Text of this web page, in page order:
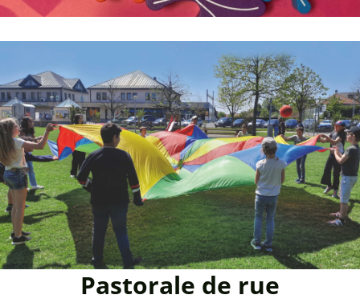
Pastorale de rue